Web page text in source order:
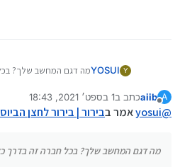
Y
YOSUIמה דגם המחשב שלך?
להגדרות, שם יש מצב
המחשב ופותח אפשרויות
A
מנותק
aiibכתב ב1 בספט׳ 2021, 18:43
נערך לאחרונה על ידי
@
yosuiאמר בבירור | בירור לחצן
מה דגם המחשב שלך? בכל חברה זה בדרך